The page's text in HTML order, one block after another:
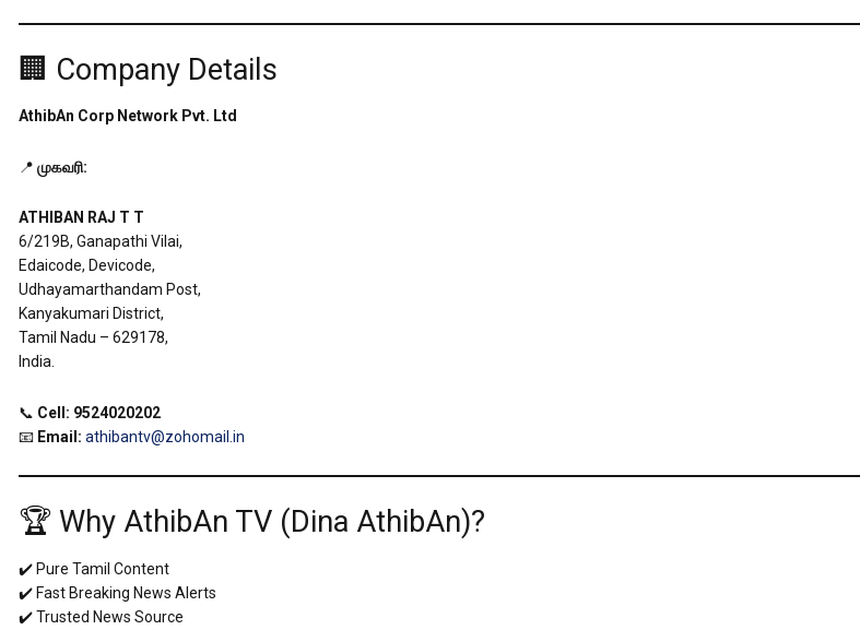
🏢 Company Details
AthibAn Corp Network Pvt. Ltd
📍 முகவரி:
ATHIBAN RAJ T T
6/219B, Ganapathi Vilai,
Edaicode, Devicode,
Udhayamarthandam Post,
Kanyakumari District,
Tamil Nadu – 629178,
India.
📞 Cell: 9524020202
📧 Email: athibantv@zohomail.in
🏆 Why AthibAn TV (Dina AthibAn)?
✔️ Pure Tamil Content
✔️ Fast Breaking News Alerts
✔️ Trusted News Source